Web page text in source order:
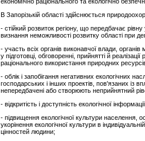
В Запорізькій області здійснюється
- стійкий розвиток регіону, що передбачає рівну
визнання неможливості розвитку області при
- участь всіх органів виконавчої влади,
у підготовці, обговоренні, прийнятті й
раціонального використання природних
- облік і запобігання негативних екологічних
господарських і інших проектів, пов'язаних із
непередбачені або створюють неприйнятний
- відкритість і доступність екологічної
- підвищення екологічної культури населення,
укорінення екологічної культури в
цінностей людини;